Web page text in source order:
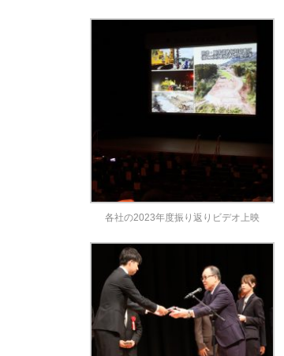
各社の2023年度振り返りビデオ上映